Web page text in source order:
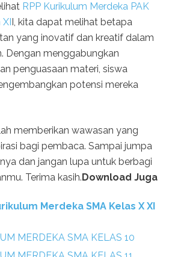
RPP Kurikulum Merdeka PAK
XII, kita dapat melihat betapa
yang inovatif dan kreatif dalam
Dengan menggabungkan
penguasaan materi, siswa
potensi mereka
memberikan wawasan yang
bagi pembaca. Sampai jumpa
dan jangan lupa untuk berbagi
Terima kasih.Download Juga
Merdeka SMA Kelas X XI
MERDEKA SMA KELAS 10